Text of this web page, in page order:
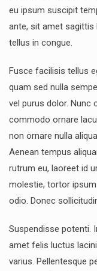
eu ipsum suscipit
ante, sit amet sagittis
tellus in congue.
Fusce facilisis tellus
quam sed nulla
vel purus dolor. Nunc
commodo ornare
non ornare nulla
Aenean tempus
rutrum eu, laoreet id
molestie, tortor
odio. Donec
Suspendisse potenti.
amet felis luctus
varius. Pellentesque